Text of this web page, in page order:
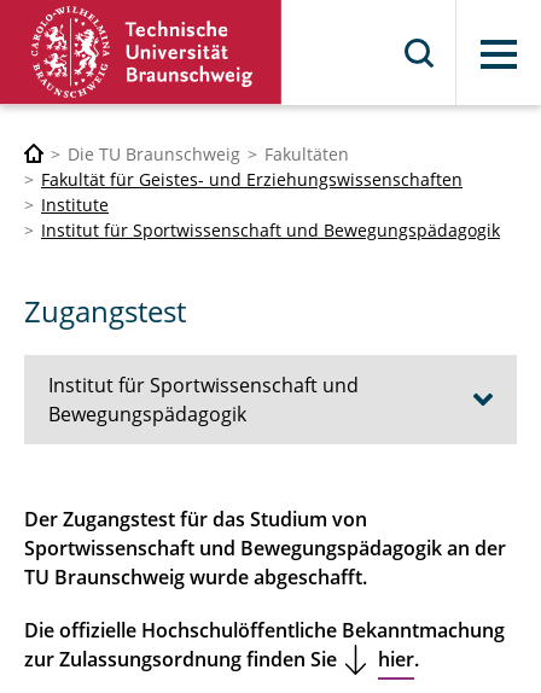
Menü
Die TU Braunschweig
Fakultäten
Fakultät für Geistes- und Erziehungswissenschaften
Institute
Institut für Sportwissenschaft und Bewegungspädagogik
Zugangstest
Institut für Sportwissenschaft und
Bewegungspädagogik
Studium
Team
Der Zugangstest für das Studium von
Sportwissenschaft und Bewegungspädagogik an der
TU Braunschweig wurde abgeschafft.
Die offizielle Hochschulöffentliche Bekanntmachung
zur Zulassungsordnung finden Sie
hier.